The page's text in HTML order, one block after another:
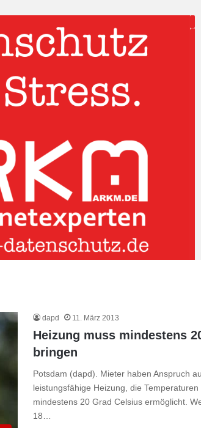
dapd 11. März 2013
Heizung muss mindestens
bringen
Potsdam (dapd). Mieter haben Anspruch
leistungsfähige Heizung, die Temperaturen
mindestens 20 Grad Celsius ermöglicht.
18…